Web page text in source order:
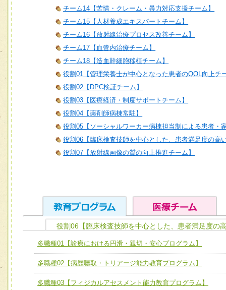
チーム14【苦情・クレーム・暴力対応支援チーム】
チーム15【人材養成エキスパートチーム】
チーム16【放射線治療プロセス改善チーム】
チーム17【血管内治療チーム】
チーム18【造血幹細胞移植チーム】
役割01【管理栄養士が中心となった患者のQOL向上チ
役割02【DPC検証チーム】
役割03【医療経済・制度サポートチーム】
役割04【薬剤師病棟常駐】
役割05【ソーシャルワーカー病棟担当制による患者・
役割06【臨床検査技師を中心とした、患者満足度の高
役割07【放射線画像の質の向上推進チーム】
ユニット１ 医療人としての基礎能力
全人的医療を実践する医療人として、必要な基礎能力を身
ける
ユニット２ チーム医療構成力
チーム01【病院内横断的問題解決チーム】
チーム02【地域医療連携推進による高度医療を必要とする
宅患者等支援チーム】
役割06【臨床検査技師を中心とした、患者満足度の
多職種01【診療における円滑・親切・安心プログラム】
多職種02【病歴聴取・トリアージ能力教育プログラム】
多職種03【フィジカルアセスメント能力教育プログラム】